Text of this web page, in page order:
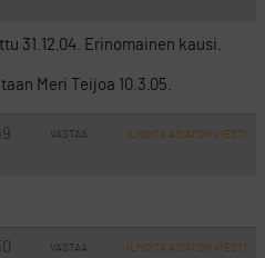
31.12.04. Erinomainen kausi.
Meri Teijoa 10.3.05.
VASTAA ILMOITA ASIATON VIESTI
VASTAA ILMOITA ASIATON VIESTI